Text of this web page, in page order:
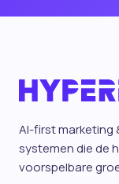
AI-first marketing
systemen die de
voorspelbare